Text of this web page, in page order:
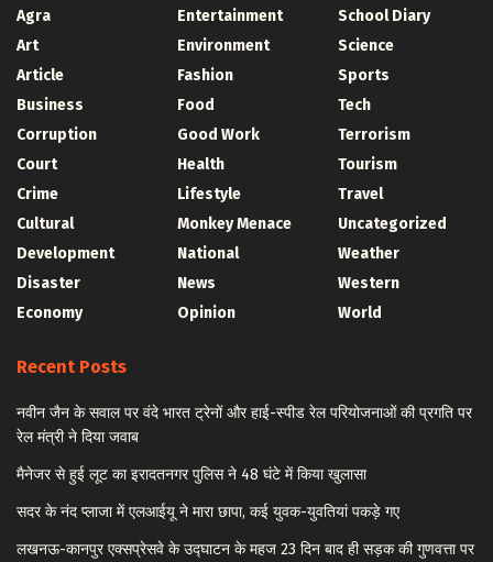
Agra
Art
Article
Business
Corruption
Court
Crime
Cultural
Development
Disaster
Economy
Entertainment
Environment
Fashion
Food
Good Work
Health
Lifestyle
Monkey Menace
National
News
Opinion
School Diary
Science
Sports
Tech
Terrorism
Tourism
Travel
Uncategorized
Weather
Western
World
Recent Posts
नवीन जैन के सवाल पर वंदे भारत ट्रेनों और हाई-स्पीड रेल परियोजनाओं की प्रगति पर
रेल मंत्री ने दिया जवाब
मैनेजर से हुई लूट का इरादतनगर पुलिस ने 48 घंटे में किया खुलासा
सदर के नंद प्लाजा में एलआईयू ने मारा छापा, कई युवक-युवतियां पकड़े गए
लखनऊ-कानपुर एक्सप्रेसवे के उद्घाटन के महज 23 दिन बाद ही सड़क की गुणवत्ता पर